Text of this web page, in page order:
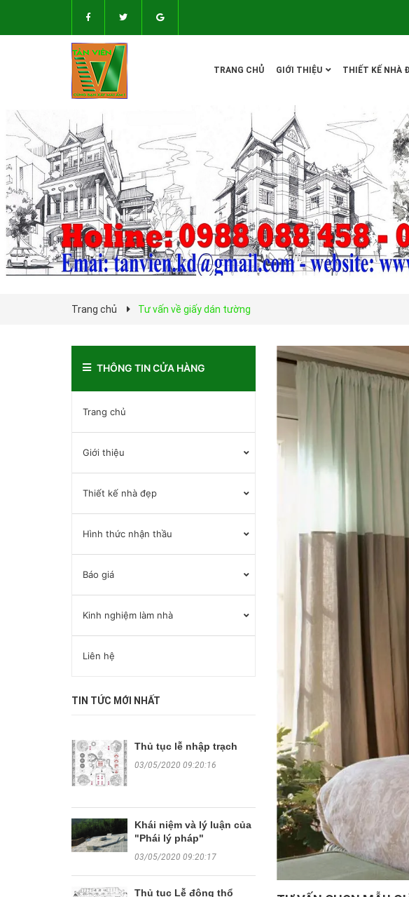
TRANG CHỦ GIỚI THIỆU THIẾT KẾ NHÀ
Trang chủ Tư vấn về giấy dán tường
THÔNG TIN CỬA HÀNG
Trang chủ
Giới thiệu
Thiết kế nhà đẹp
Hình thức nhận thầu
Báo giá
Kinh nghiệm làm nhà
Liên hệ
TIN TỨC MỚI NHẤT
Thủ tục lễ nhập trạch
03/05/2020 09:20:16
Khái niệm và lý luận của
"Phái lý pháp"
03/05/2020 09:20:17
Thủ tục Lễ động thổ